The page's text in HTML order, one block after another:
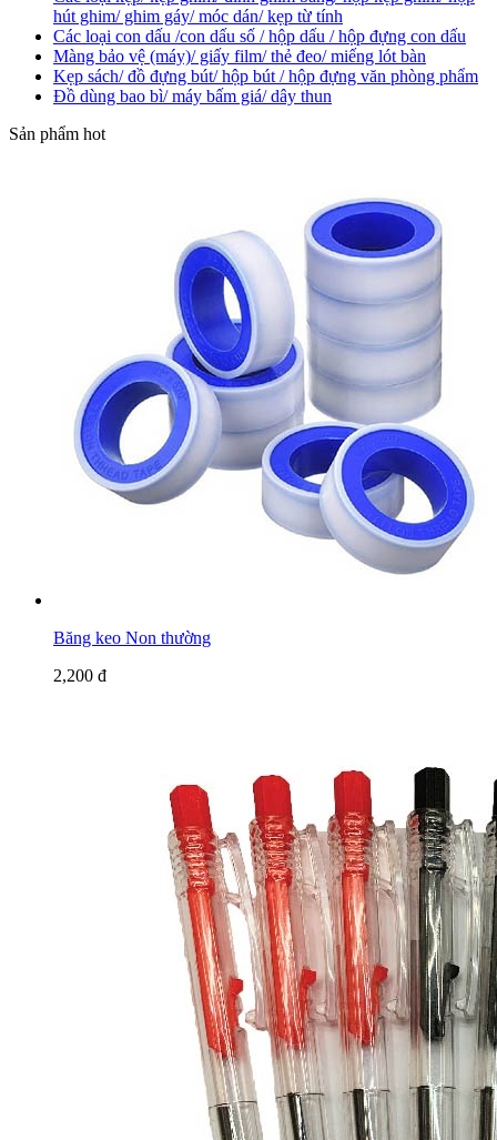
hút ghim/ ghim gáy/ móc dán/ kẹp từ tính
Các loại con dấu /con dấu số / hộp dấu / hộp đựng con dấu
Màng bảo vệ (máy)/ giấy film/ thẻ đeo/ miếng lót bàn
Kẹp sách/ đồ đựng bút/ hộp bút / hộp đựng văn phòng phẩm
Đồ dùng bao bì/ máy bấm giá/ dây thun
Sản phẩm hot
Băng keo Non thường
2,200 đ